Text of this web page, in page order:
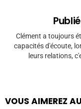
Clément a toujours
capacités d'écoute,
leurs relations,
VOUS AIMEREZ